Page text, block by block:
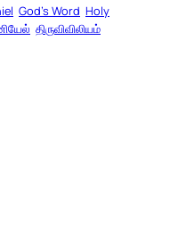
God’s Word Holy
திருவிவிலியம்